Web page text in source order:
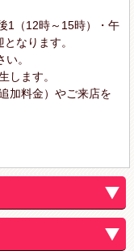
1（12時～15時）・午
なります。
。
します。
加料金）やご来店を